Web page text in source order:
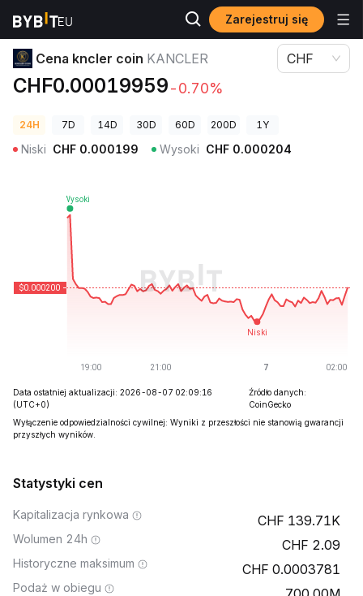
Zarejestruj się
Ceny kryptowalut Cena kncler coin KANCLER
Cena kncler coin KANCLER
CHF0.00019959-0.70%
CHF
24H 7D 14D 30D 60D 200D 1Y
Niski CHF 0.000199 Wysoki CHF 0.000204
Data ostatniej aktualizacji: 2026-08-07 02:09:16
(UTC+0)
Źródło danych:
CoinGecko
Wyłączenie odpowiedzialności cywilnej: Wyniki z przeszłości nie stanowią gwarancji
przyszłych wyników.
Statystyki cen
Kapitalizacja rynkowa 139.71K
Wolumen 24h 2.09
Historyczne maksimum 0.0003781
Podaż w obiegu